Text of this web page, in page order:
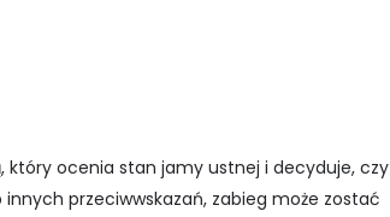
ocenia stan jamy ustnej i decyduje,
przeciwwskazań, zabieg może zostać